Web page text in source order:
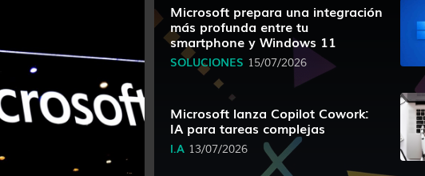
Microsoft prepara una integración
más profunda entre tu
smartphone y Windows 11
SOLUCIONES 15/07/2026
Microsoft lanza Copilot Cowork:
IA para tareas complejas
I.A 13/07/2026